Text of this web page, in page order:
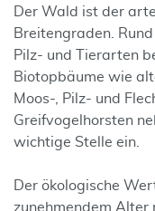
Der Wald ist der
Breitengraden.
Pilz- und Tierarten
Biotopbäume wie
Moos-, Pilz- und
Greifvogelhorsten
wichtige Stelle ein.
Der ökologische
zunehmendem